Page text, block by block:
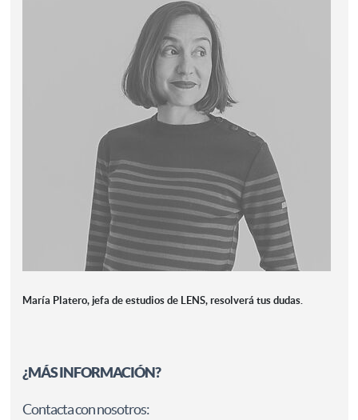
María Platero, jefa de estudios de LENS, resolverá tus dudas.
¿MÁS INFORMACIÓN?
Contacta con nosotros: